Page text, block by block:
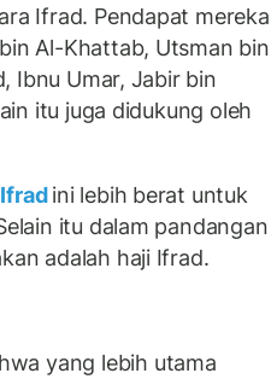
Ifrad. Pendapat mereka
Al-Khattab, Utsman bin
Ibnu Umar, Jabir bin
itu juga didukung oleh
ini lebih berat untuk
itu dalam pandangan
adalah haji Ifrad.
yang lebih utama